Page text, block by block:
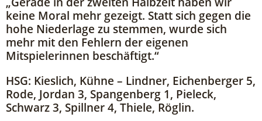
keine Moral mehr gezeigt. Statt sich gegen die
hohe Niederlage zu stemmen, wurde sich
mehr mit den Fehlern der eigenen
Mitspielerinnen beschäftigt.“
HSG: Kieslich, Kühne – Lindner, Eichenberger 5,
Rode, Jordan 3, Spangenberg 1, Pieleck,
Schwarz 3, Spillner 4, Thiele, Röglin.